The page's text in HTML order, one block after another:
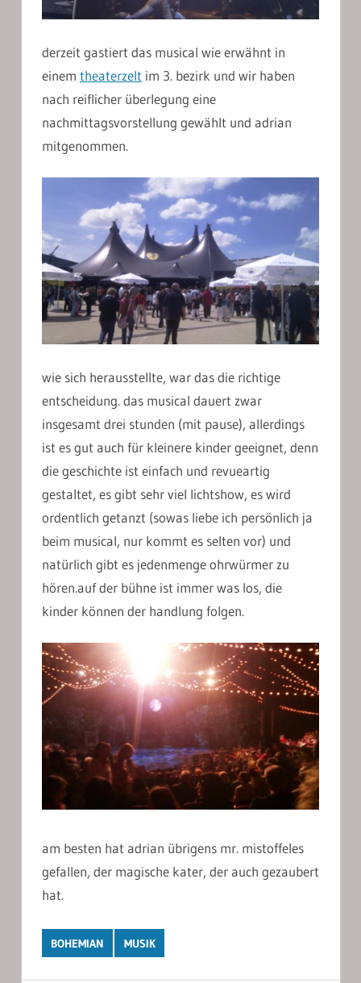
derzeit gastiert das musical wie erwähnt in
einem theaterzelt im 3. bezirk und wir haben
nach reiflicher überlegung eine
nachmittagsvorstellung gewählt und adrian
mitgenommen.
wie sich herausstellte, war das die richtige
entscheidung. das musical dauert zwar
insgesamt drei stunden (mit pause), allerdings
ist es gut auch für kleinere kinder geeignet, denn
die geschichte ist einfach und revueartig
gestaltet, es gibt sehr viel lichtshow, es wird
ordentlich getanzt (sowas liebe ich persönlich ja
beim musical, nur kommt es selten vor) und
natürlich gibt es jedenmenge ohrwürmer zu
hören.auf der bühne ist immer was los, die
kinder können der handlung folgen.
am besten hat adrian übrigens mr. mistoffeles
gefallen, der magische kater, der auch gezaubert
hat.
BOHEMIAN MUSIK